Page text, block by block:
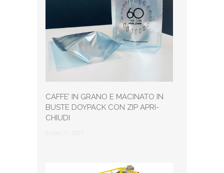
CAFFE’ IN GRANO E MACINATO IN
BUSTE DOYPACK CON ZIP APRI-
CHIUDI